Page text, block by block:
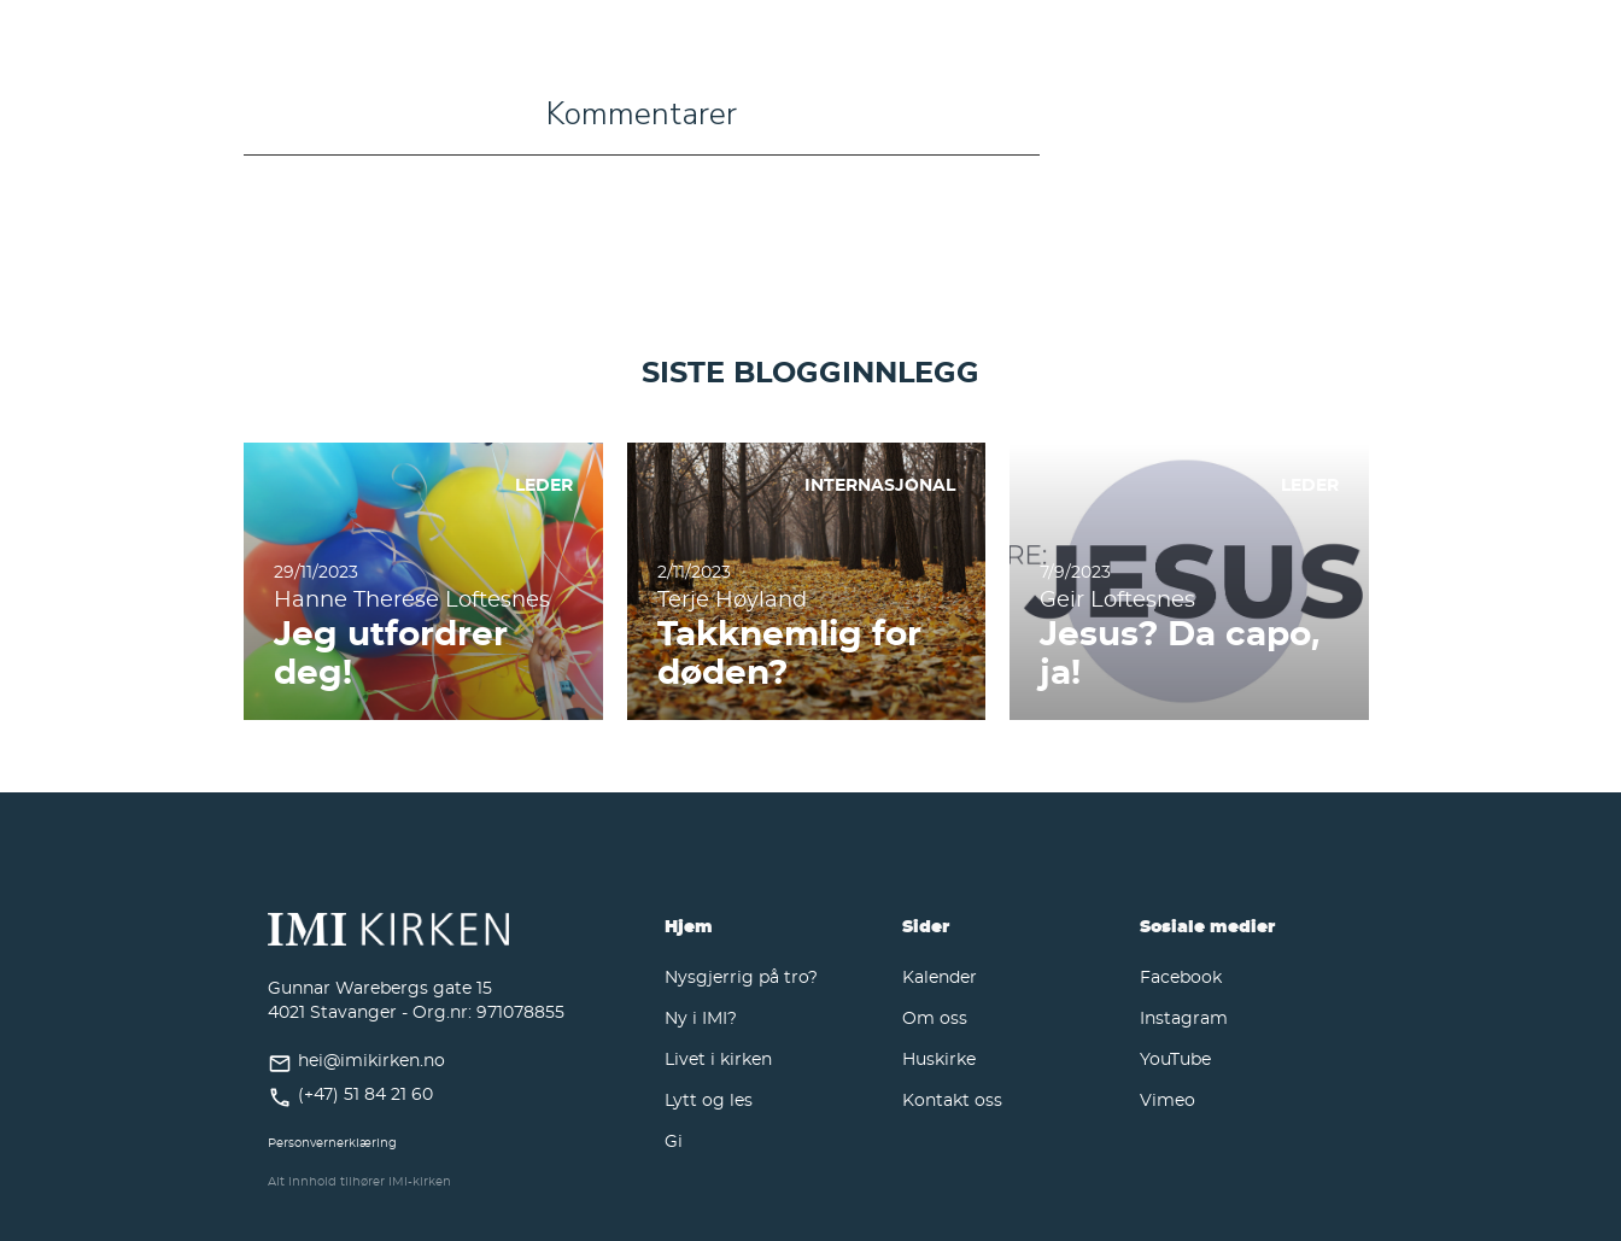
Kommentarer
SISTE BLOGGINNLEGG
LEDER
29/11/2023
Hanne Therese Loftesnes
Jeg utfordrer
deg!
INTERNASJONAL
2/11/2023
Terje Høyland
Takknemlig for
døden?
7/9/2023
Geir Loftesnes
Jesus? Da capo,
ja!
Gunnar Warebergs gate 15
4021 Stavanger - Org.nr: 971078855
hei@imikirken.no
(+47) 51 84 21 60
Personvernerklæring
Alt innhold tilhører IMI-kirken
Hjem
Nysgjerrig på tro?
Ny i IMI?
Livet i kirken
Lytt og les
Gi
Sider
Kalender
Om oss
Huskirke
Kontakt oss
Sosiale medier
Facebook
Instagram
YouTube
Vimeo